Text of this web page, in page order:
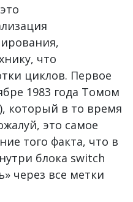
что
циклов. Первое
1983 года Томом
который в то время
это самое
того факта, что в
блока switch
через все метки